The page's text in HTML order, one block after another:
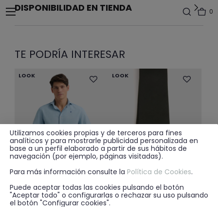
0
DISPONIBILIDAD EN TIENDA
TE PODRÍA INTERESAR
LOOK
Price reduced from
29.95€
to 19.99€
+ 1
LOOK
Utilizamos cookies propias y de terceros para fines
analíticos y para mostrarle publicidad personalizada en
base a un perfil elaborado a partir de sus hábitos de
navegación (por ejemplo, páginas visitadas).
Para más información consulte la Política de Cookies.
Puede aceptar todas las cookies pulsando el botón
"Aceptar todo" o configurarlas o rechazar su uso pulsando
el botón "Configurar cookies".